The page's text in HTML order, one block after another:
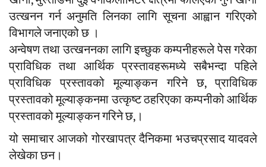
उत्खनन गर्न अनुमति लिनका लागि सूचना आह्वान गरिएको
विभागले जनाएको छ ।
अन्वेषण तथा उत्खननका लागि इच्छुक कम्पनीहरूले पेस गरेका
प्राविधिक तथा आर्थिक प्रस्तावहरूमध्ये सबैभन्दा पहिले
प्राविधिक प्रस्तावको मूल्याङ्कन गरिने छ, प्राविधिक
प्रस्तावको मूल्याङ्कनमा उत्कृष्ट ठहरिएका कम्पनीको आर्थिक
प्रस्तावको मूल्याङ्कन गरिने छ,।
यो समाचार आजको गोरखापत्र दैनिकमा भउचप्रसाद यादवले
लेखेका छन।